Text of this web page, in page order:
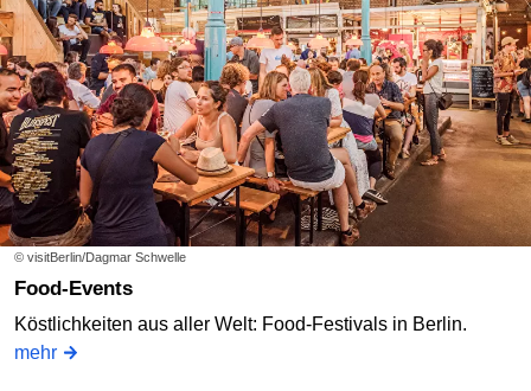
© visitBerlin/Dagmar Schwelle
Food-Events
Köstlichkeiten aus aller Welt: Food-Festivals in Berlin.
mehr